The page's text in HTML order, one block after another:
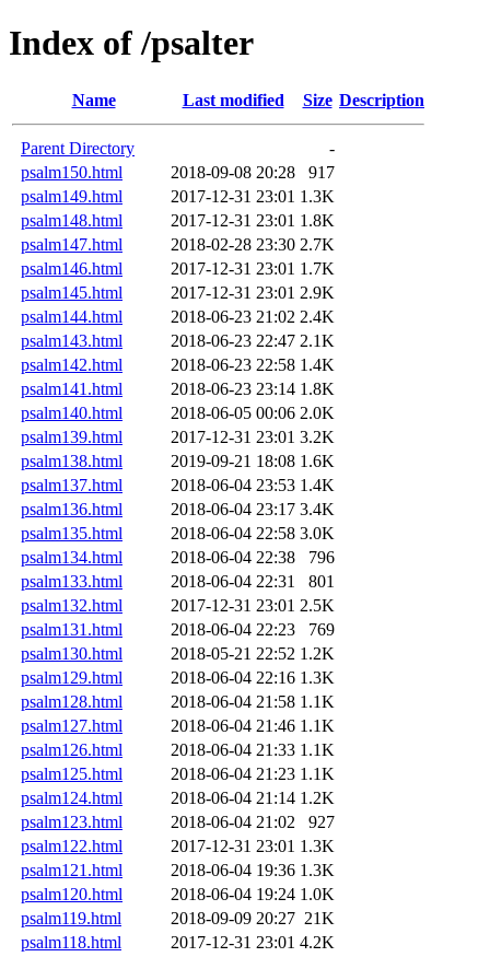
Index of /psalter
Name Last modified Size Description
Parent Directory
-
psalm150.html
2018-09-08 20:28
917
psalm149.html
2017-12-31 23:01 1.3K
psalm148.html
2017-12-31 23:01 1.8K
psalm147.html
2018-02-28 23:30 2.7K
psalm146.html
2017-12-31 23:01 1.7K
psalm145.html
2017-12-31 23:01 2.9K
psalm144.html
2018-06-23 21:02 2.4K
psalm143.html
2018-06-23 22:47 2.1K
psalm142.html
2018-06-23 22:58 1.4K
psalm141.html
2018-06-23 23:14 1.8K
psalm140.html
2018-06-05 00:06 2.0K
psalm139.html
2017-12-31 23:01 3.2K
psalm138.html
2019-09-21 18:08 1.6K
psalm137.html
2018-06-04 23:53 1.4K
psalm136.html
2018-06-04 23:17 3.4K
psalm135.html
2018-06-04 22:58 3.0K
psalm134.html
2018-06-04 22:38
796
psalm133.html
2018-06-04 22:31
801
psalm132.html
2017-12-31 23:01 2.5K
psalm131.html
2018-06-04 22:23
769
psalm130.html
2018-05-21 22:52 1.2K
psalm129.html
2018-06-04 22:16 1.3K
psalm128.html
2018-06-04 21:58 1.1K
psalm127.html
2018-06-04 21:46 1.1K
psalm126.html
2018-06-04 21:33 1.1K
psalm125.html
2018-06-04 21:23 1.1K
psalm124.html
2018-06-04 21:14 1.2K
psalm123.html
2018-06-04 21:02
927
psalm122.html
2017-12-31 23:01 1.3K
psalm121.html
2018-06-04 19:36 1.3K
psalm120.html
2018-06-04 19:24 1.0K
psalm119.html
2018-09-09 20:27 21K
psalm118.html
2017-12-31 23:01 4.2K